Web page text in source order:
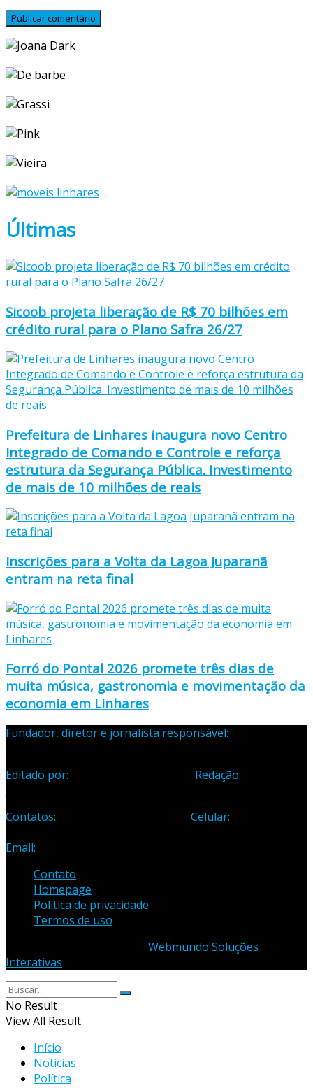
Últimas
Sicoob projeta liberação de R$ 70 bilhões em
crédito rural para o Plano Safra 26/27
Prefeitura de Linhares inaugura novo Centro
Integrado de Comando e Controle e reforça
estrutura da Segurança Pública. Investimento
de mais de 10 milhões de reais
Inscrições para a Volta da Lagoa Juparanã
entram na reta final
Forró do Pontal 2026 promete três dias de
muita música, gastronomia e movimentação da
economia em Linhares
Fundador, diretor e jornalista responsável:
Editado por:
Redação:
Contatos:
Celular:
Email:
Contato
Homepage
Política de privacidade
Termos de uso
Webmundo Soluções
Interativas
No Result
View All Result
Início
Notícias
Política